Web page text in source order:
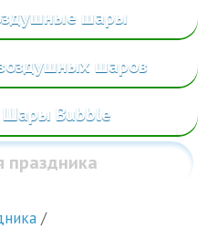
шары
шаров
Bubble
праздника
/